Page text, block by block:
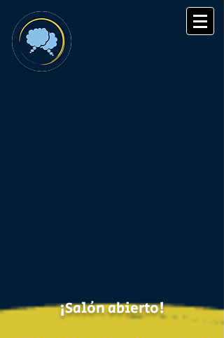
¡Salón abierto!